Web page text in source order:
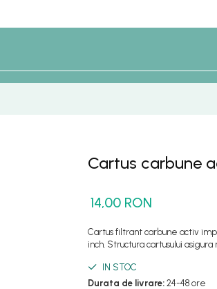
Cartus carbune
14,00 RON
Cartus filtrant carbune activ
inch. Structura cartusului
IN STOC
Durata de livrare: 24-48 ore